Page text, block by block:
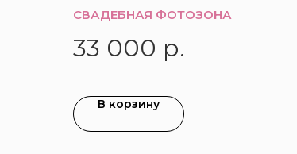
СВАДЕБНАЯ ФОТОЗОНА
33 000 р.
В корзину